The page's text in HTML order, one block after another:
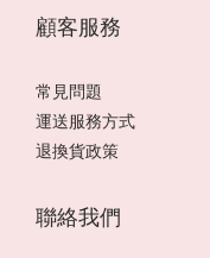
顧客服務
常見問題
運送服務方式
退換貨政策
聯絡我們